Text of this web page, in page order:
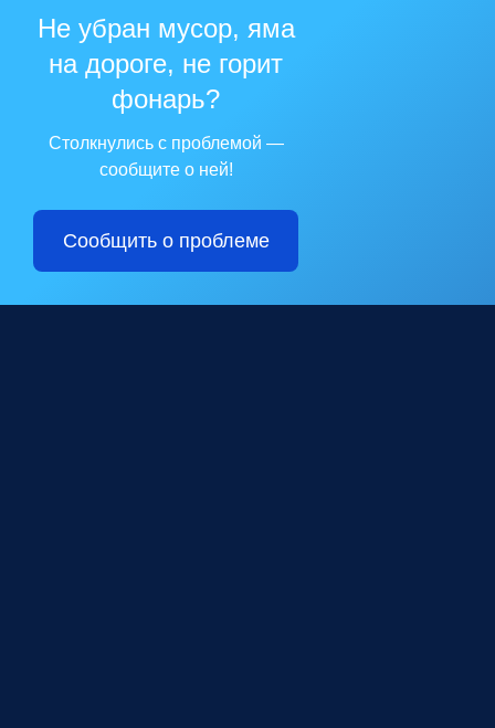
Не убран мусор, яма
на дороге, не горит
фонарь?
Столкнулись с проблемой —
сообщите о ней!
Сообщить о проблеме